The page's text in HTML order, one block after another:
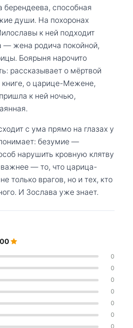
способная
души. На похоронах
к ней подходит
— жена родича покойной,
Боярыня нарочито
рассказывает о мёртвой
книге, о царице-Межене,
к ней ночью,
с ума прямо на глазах у
безумие —
нарушить кровную клятву
— то, что царица-
только врагов, но и тех, кто
И Зослава уже знает.
0
0
0
0
0
0
0